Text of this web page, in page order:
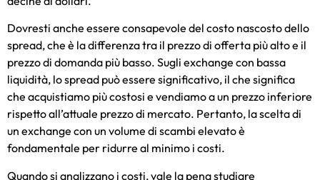
Dovresti anche essere consapevole del costo nascosto dello
spread, che è la differenza tra il prezzo di offerta più alto e il
prezzo di domanda più basso. Sugli exchange con bassa
liquidità, lo spread può essere significativo, il che significa
che acquistiamo più costosi e vendiamo a un prezzo inferiore
rispetto all’attuale prezzo di mercato. Pertanto, la scelta di
un exchange con un volume di scambi elevato è
fondamentale per ridurre al minimo i costi.
Quando si analizzano i costi, vale la pena studiare